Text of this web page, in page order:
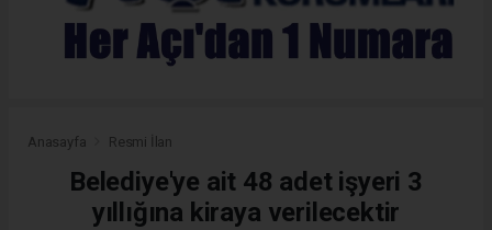
Anasayfa Resmi İlan
Belediye'ye ait 48 adet işyeri 3
yıllığına kiraya verilecektir